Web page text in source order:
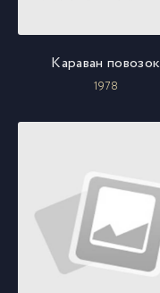
Караван повозок
1978